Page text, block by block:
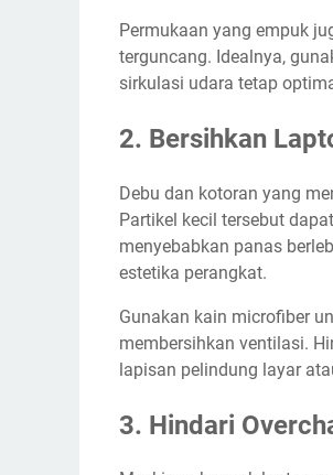
Permukaan yang empuk
terguncang. Idealnya,
sirkulasi udara tetap
2. Bersihkan
Debu dan kotoran yang
Partikel kecil tersebut
menyebabkan panas
estetika perangkat.
Gunakan kain microfiber
membersihkan ventilasi.
lapisan pelindung layar
3. Hindari